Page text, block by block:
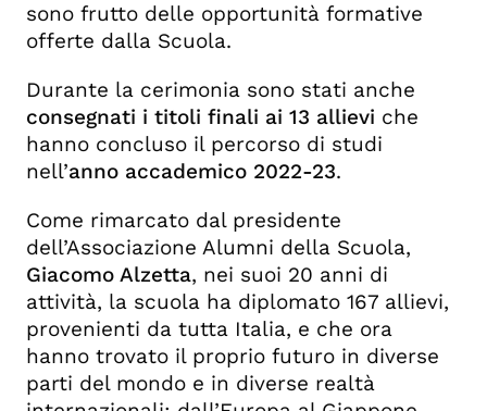
sono frutto delle opportunità formative
offerte dalla Scuola.
Durante la cerimonia sono stati anche
consegnati i titoli finali ai 13 allievi che
hanno concluso il percorso di studi
nell’anno accademico 2022-23.
Come rimarcato dal presidente
dell’Associazione Alumni della Scuola,
Giacomo Alzetta, nei suoi 20 anni di
attività, la scuola ha diplomato 167 allievi,
provenienti da tutta Italia, e che ora
hanno trovato il proprio futuro in diverse
parti del mondo e in diverse realtà